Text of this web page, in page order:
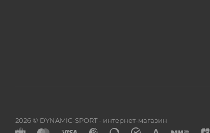
2026 © DYNAMIC-SPORT - интернет-магазин